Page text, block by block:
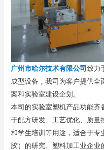
广州市哈尔技术有限公司致力
成型设备，我司为客户提供
案和实验室建设企划。
本司的实验室塑机产品功能齐
于配方研发、工艺优化、质量
和学生培训等用途，适合于专
胶）的研究、塑料加工业企